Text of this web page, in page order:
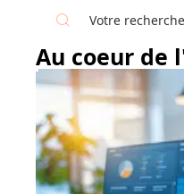
Au coeur de